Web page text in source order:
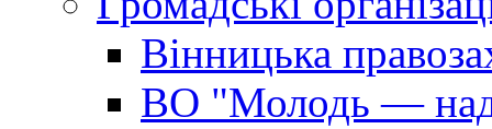
Вінницька
ВО "Молодь —